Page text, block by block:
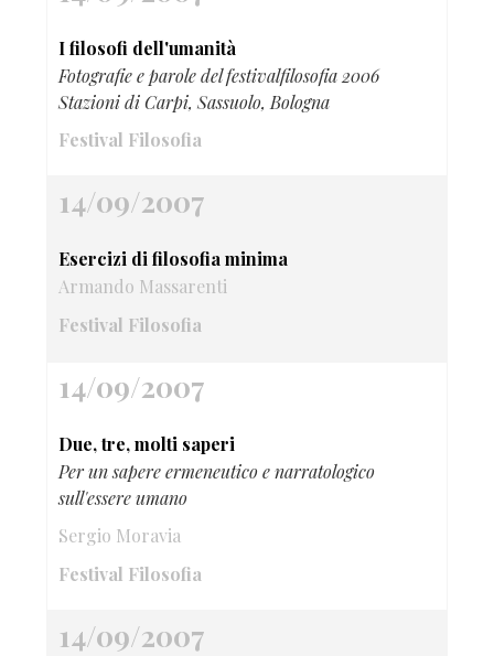
I filosofi dell'umanità
Fotografie e parole del festivalfilosofia 2006
Stazioni di Carpi, Sassuolo, Bologna
Festival Filosofia
14/09/2007
Esercizi di filosofia minima
Armando Massarenti
Festival Filosofia
14/09/2007
Due, tre, molti saperi
Per un sapere ermeneutico e narratologico
sull'essere umano
Sergio Moravia
Festival Filosofia
14/09/2007